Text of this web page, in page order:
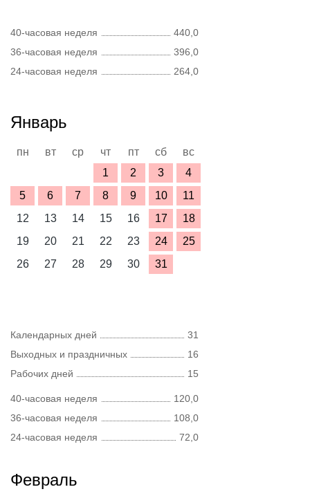
40-часовая неделя
440,0
36-часовая неделя
396,0
24-часовая неделя
264,0
Январь
пн вт ср чт пт сб
вс
1
2 3
4
5
6 7 8 9 10
11
12
13 14 15 16 17
18
19
20 21 22 23 24
25
26
27 28 29 30 31
Календарных дней
31
Выходных и праздничных
16
Рабочих дней
15
40-часовая неделя
120,0
36-часовая неделя
108,0
24-часовая неделя
72,0
Февраль